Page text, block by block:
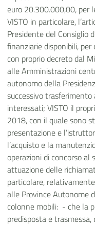
euro 20.300.000,00, per
VISTO in particolare,
Presidente del Consiglio
finanziarie disponibili,
con proprio decreto dal
alle Amministrazioni
autonomo della
successivo
interessati; VISTO il
2018, con il quale sono
presentazione e
l’acquisto e la
operazioni di concorso al
attuazione delle
particolare,
alle Province Autonome
colonne mobili: - che la
predisposta e